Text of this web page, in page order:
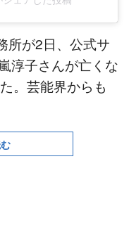
所が2日、公式サ
淳子さんが亡くな
。芸能界からも